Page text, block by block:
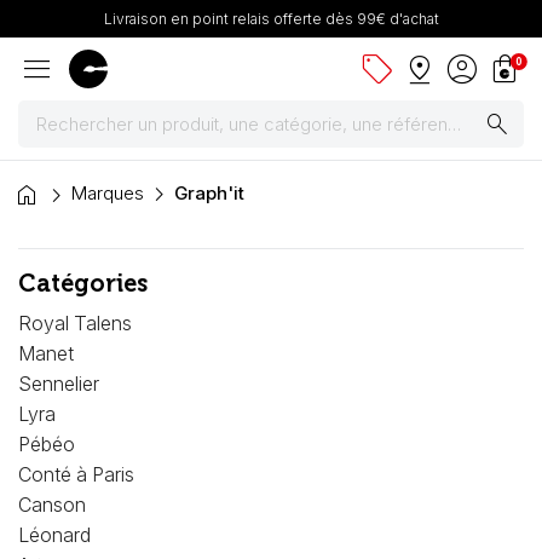
Livraison en point relais offerte dès 99€ d'achat
menu sell pin_drop account_circle shopping_bag
0
search
Peintures
Pinceaux & fournitures
Châssis, toiles & chevalets
Papiers
Dessin & arts graphiques
Cartons mousse & plume
Loisirs Créatifs
home Marques Graph'it
Catégories
Royal Talens
Manet
Sennelier
Lyra
Pébéo
Conté à Paris
Canson
Léonard